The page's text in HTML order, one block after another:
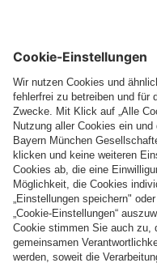
DAS KÖNNTE
FRAUEN
Autogrammkarten
TICKETS
FCB
Frauen
FRAUEN
Alle
Videos
der
des
deinen